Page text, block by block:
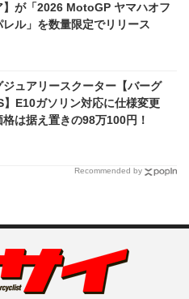
】が「2026 MotoGP ヤマハオフ
レル」を数量限定でリリース
ジュアリースクーター【バーグ
】E10ガソリン対応に仕様変更
格は据え置きの98万100円！
Recommended by